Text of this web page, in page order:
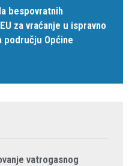
bespovratnih
za vraćanje u ispravno
području Općine
vatrogasnog